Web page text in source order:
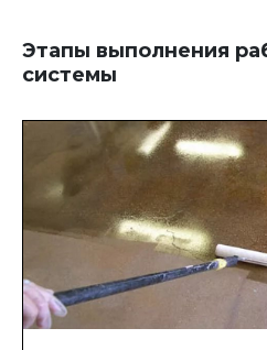
Этапы выполнения
системы